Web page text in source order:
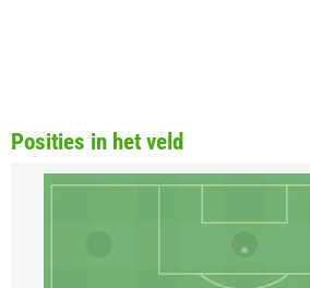
Posities in het veld